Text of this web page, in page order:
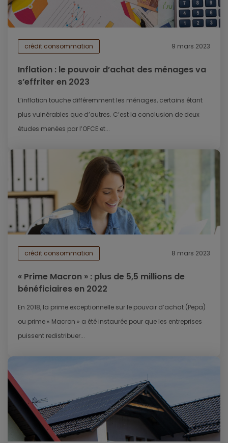
crédit consommation 9 mars 2023
Inflation : le pouvoir d’achat des ménages va
s’effriter en 2023
L’inflation touche différemment les ménages, certains étant
plus vulnérables que d’autres. C’est la conclusion de deux
études menées par l’OFCE et...
crédit consommation 8 mars 2023
« Prime Macron » : plus de 5,5 millions de
bénéficiaires en 2022
En 2018, la prime exceptionnelle sur le pouvoir d’achat (Pepa)
ou prime « Macron » a été instaurée pour que les entreprises
puissent redistribuer...